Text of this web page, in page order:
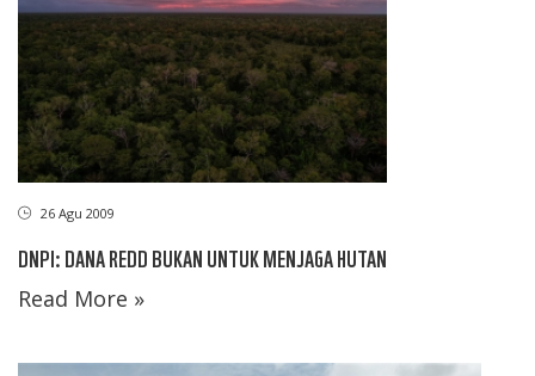
26 Agu 2009
DNPI: DANA REDD BUKAN UNTUK MENJAGA HUTAN
Read More »